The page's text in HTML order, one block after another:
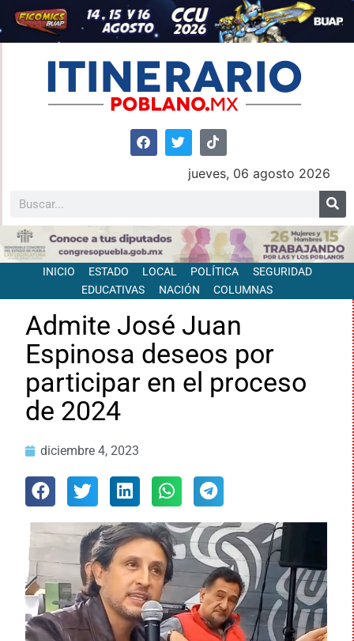
jueves, 06 agosto 2026
INICIO ESTADO LOCAL POLÍTICA
SEGURIDAD
EDUCATIVAS
NACIÓN COLUMNAS
Admite José Juan
Espinosa deseos por
participar en el proceso
de 2024
diciembre 4, 2023